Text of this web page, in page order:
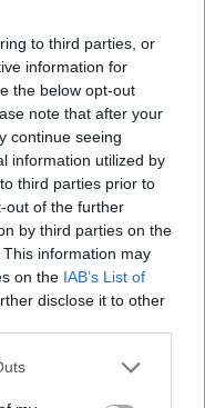
to third parties, or
information for
the below opt-out
note that after your
continue seeing
information utilized by
third parties prior to
out of the further
by third parties on the
This information may
on the IAB’s List of
disclose it to other
leminősítést.
tesz
a